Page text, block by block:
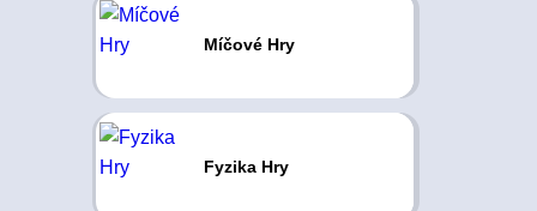
Míčové Hry
Fyzika Hry